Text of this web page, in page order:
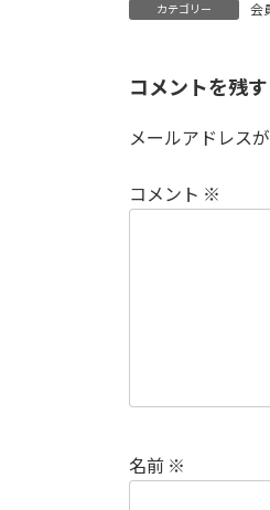
カテゴリー 会
コメントを残す
メールアドレス
コメント ※
名前 ※